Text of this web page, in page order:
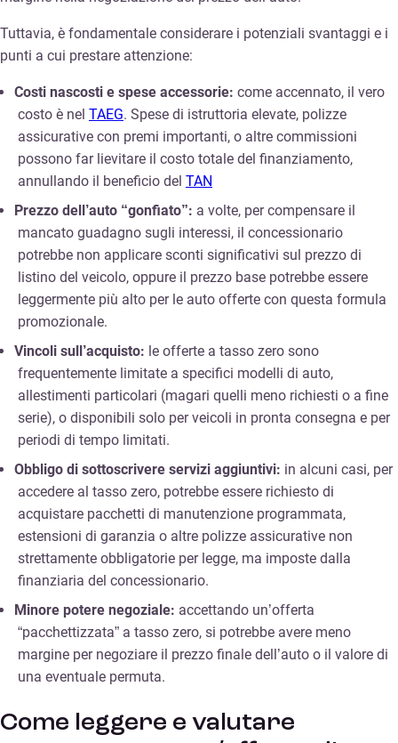
Tuttavia, è fondamentale considerare i potenziali svantaggi e i
punti a cui prestare attenzione:
Costi nascosti e spese accessorie: come accennato, il vero
costo è nel TAEG. Spese di istruttoria elevate, polizze
assicurative con premi importanti, o altre commissioni
possono far lievitare il costo totale del finanziamento,
annullando il beneficio del TAN
Prezzo dell’auto “gonfiato”: a volte, per compensare il
mancato guadagno sugli interessi, il concessionario
potrebbe non applicare sconti significativi sul prezzo di
listino del veicolo, oppure il prezzo base potrebbe essere
leggermente più alto per le auto offerte con questa formula
promozionale.
Vincoli sull’acquisto: le offerte a tasso zero sono
frequentemente limitate a specifici modelli di auto,
allestimenti particolari (magari quelli meno richiesti o a fine
serie), o disponibili solo per veicoli in pronta consegna e per
periodi di tempo limitati.
Obbligo di sottoscrivere servizi aggiuntivi: in alcuni casi, per
accedere al tasso zero, potrebbe essere richiesto di
acquistare pacchetti di manutenzione programmata,
estensioni di garanzia o altre polizze assicurative non
strettamente obbligatorie per legge, ma imposte dalla
finanziaria del concessionario.
Minore potere negoziale: accettando un’offerta
“pacchettizzata” a tasso zero, si potrebbe avere meno
margine per negoziare il prezzo finale dell’auto o il valore di
una eventuale permuta.
Come leggere e valutare